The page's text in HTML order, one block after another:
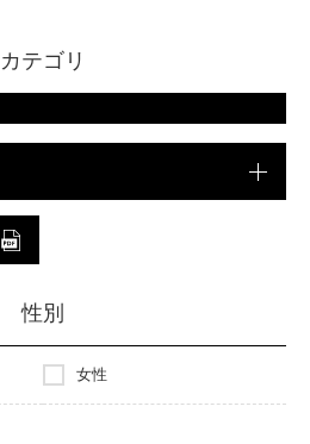
カテゴリ
性別
女性